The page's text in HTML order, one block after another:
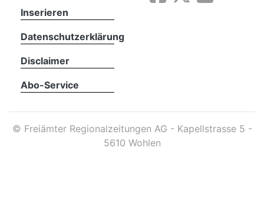
Inserieren
Datenschutzerklärung
Disclaimer
Abo-Service
© Freiämter Regionalzeitungen AG - Kapellstrasse 5 -
5610 Wohlen